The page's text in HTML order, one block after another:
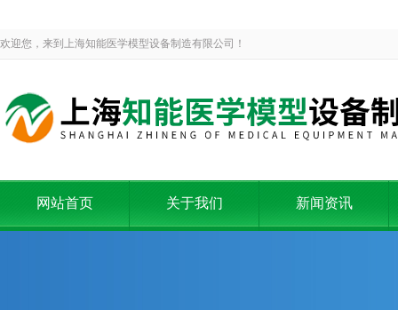
欢迎您，来到上海知能医学模型设备制造有限公司！
网站首页 关于我们 新闻资讯